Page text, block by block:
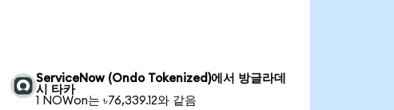
ServiceNow (Ondo Tokenized)에서 방글라데
시 타카
1 NOWon는 ৳76,339.12와 같음